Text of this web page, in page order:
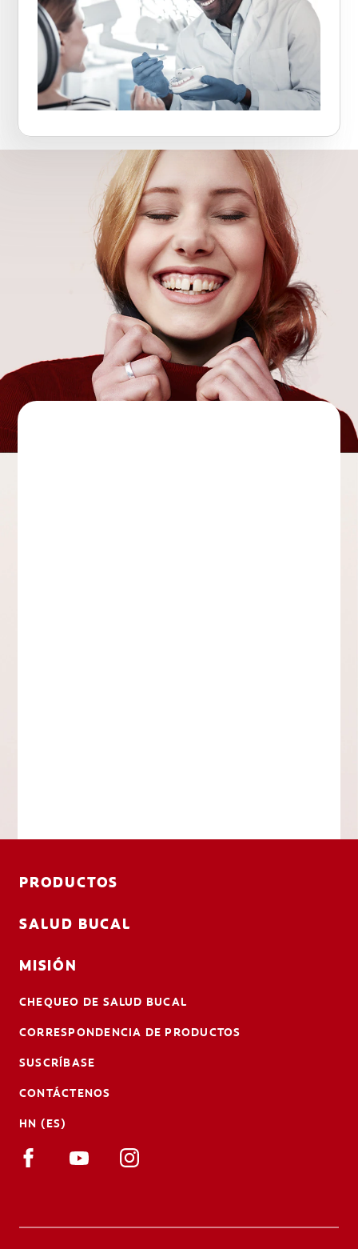
PRODUCTOS
SALUD BUCAL
MISIÓN
CHEQUEO DE SALUD BUCAL
CORRESPONDENCIA DE PRODUCTOS
SUSCRÍBASE
CONTÁCTENOS
HN (ES)